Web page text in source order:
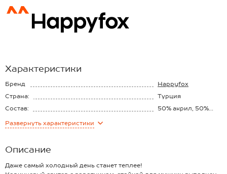
Характеристики
Бренд
Happyfox
Страна:
Турция
Состав:
50% акрил, 50%
Материал:
Развернуть характеристики
Описание
Даже самый холодный день станет теплее!